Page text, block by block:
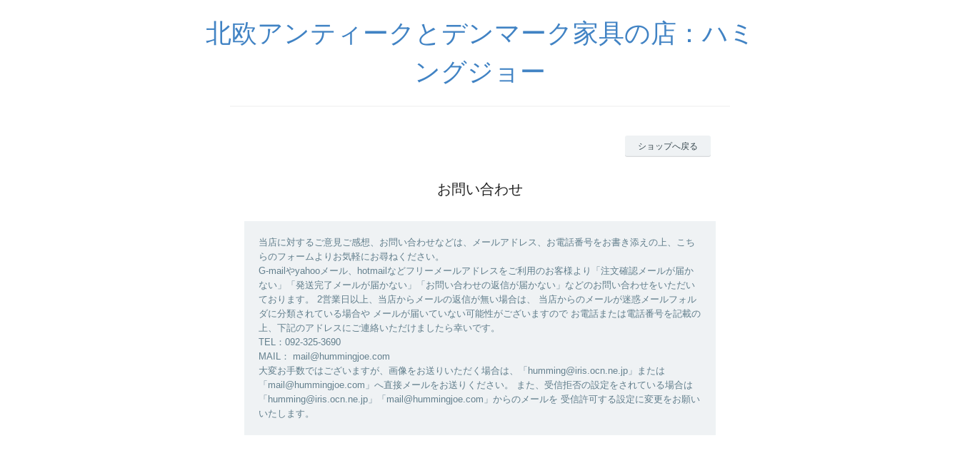
北欧アンティークとデンマーク家具の店：ハミ
ングジョー
ショップへ戻る
お問い合わせ
当店に対するご意見ご感想、お問い合わせなどは、メールアドレス、お電話番号をお書き添えの上、こち
らのフォームよりお気軽にお尋ねください。
G-mailやyahooメール、hotmailなどフリーメールアドレスをご利用のお客様より「注文確認メールが届か
ない」「発送完了メールが届かない」「お問い合わせの返信が届かない」などのお問い合わせをいただい
ております。 2営業日以上、当店からメールの返信が無い場合は、 当店からのメールが迷惑メールフォル
ダに分類されている場合や メールが届いていない可能性がございますので お電話または電話番号を記載の
上、下記のアドレスにご連絡いただけましたら幸いです。
TEL：092-325-3690
MAIL： mail@hummingjoe.com
大変お手数ではございますが、画像をお送りいただく場合は、「humming@iris.ocn.ne.jp」または
「mail@hummingjoe.com」へ直接メールをお送りください。 また、受信拒否の設定をされている場合は
「humming@iris.ocn.ne.jp」「mail@hummingjoe.com」からのメールを 受信許可する設定に変更をお願い
いたします。